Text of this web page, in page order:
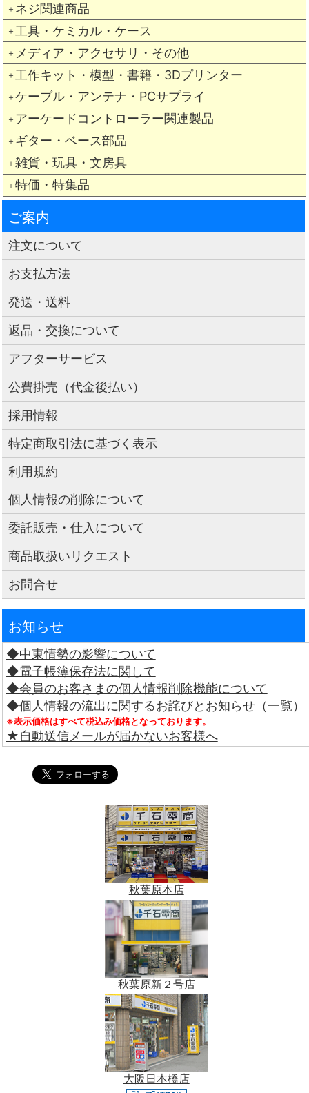
＋ ネジ関連商品
＋ 工具・ケミカル・ケース
＋ メディア・アクセサリ・その他
＋ 工作キット・模型・書籍・3Dプリンター
＋ ケーブル・アンテナ・PCサプライ
＋ アーケードコントローラー関連製品
＋ ギター・ベース部品
＋ 雑貨・玩具・文房具
＋ 特価・特集品
ご案内
注文について
お支払方法
発送・送料
返品・交換について
アフターサービス
公費掛売（代金後払い）
採用情報
特定商取引法に基づく表示
利用規約
個人情報の削除について
委託販売・仕入について
商品取扱いリクエスト
お問合せ
お知らせ
◆中東情勢の影響について
◆電子帳簿保存法に関して
◆会員のお客さまの個人情報削除機能について
◆個人情報の流出に関するお詫びとお知らせ（一覧）
※表示価格はすべて税込み価格となっております。
★自動送信メールが届かないお客様へ
秋葉原本店
秋葉原新２号店
大阪日本橋店